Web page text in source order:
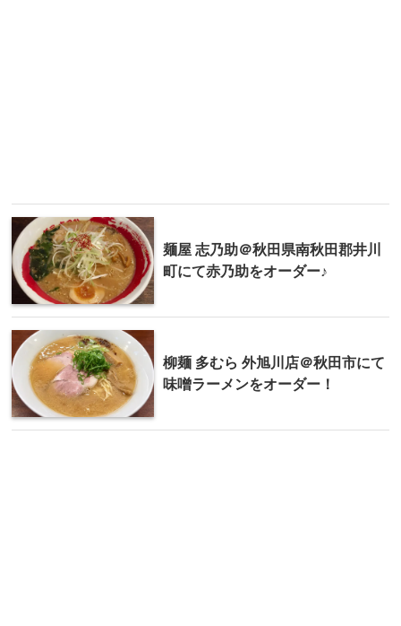
麺屋 志乃助＠秋田県南秋田郡井川
町にて赤乃助をオーダー♪
柳麺 多むら 外旭川店＠秋田市にて
味噌ラーメンをオーダー！